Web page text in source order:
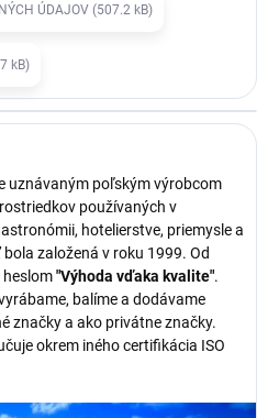
ÚDAJOV (507.2 kB)
kB)
uznávaným poľským výrobcom
používaných v
hotelierstve, priemysle a
založená v roku 1999. Od
"Výhoda vďaka kvalite".
balíme a dodávame
značky a ako privátne značky.
okrem iného certifikácia ISO